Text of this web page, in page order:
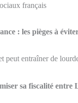
français
: les pièges à
peut entraîner de
sa fiscalité entre